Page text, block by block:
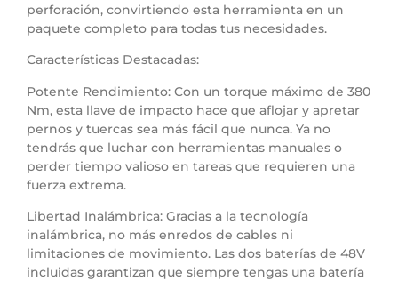
perforación, convirtiendo esta herramienta en un
paquete completo para todas tus necesidades.
Características Destacadas:
Potente Rendimiento: Con un torque máximo de 380
Nm, esta llave de impacto hace que aflojar y apretar
pernos y tuercas sea más fácil que nunca. Ya no
tendrás que luchar con herramientas manuales o
perder tiempo valioso en tareas que requieren una
fuerza extrema.
Libertad Inalámbrica: Gracias a la tecnología
inalámbrica, no más enredos de cables ni
limitaciones de movimiento. Las dos baterías de 48V
incluidas garantizan que siempre tengas una batería